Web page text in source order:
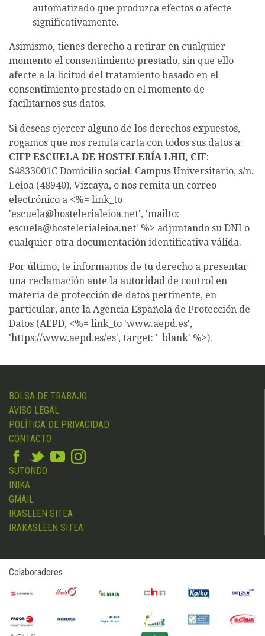
automatizado que produzca efectos o afecte
significativamente.
Asimismo, tienes derecho a retirar en cualquier
momento el consentimiento prestado, sin que ello
afecte a la licitud del tratamiento basado en el
consentimiento prestado en el momento de
facilitarnos sus datos.
Si deseas ejercer alguno de los derechos expuestos,
rogamos que nos remita carta con todos sus datos a:
CIFP ESCUELA DE HOSTELERÍA LHII, CIF:
S4833001C Domicilio social: Campus Universitario, s/n.
Leioa (48940), Vizcaya, o nos remita un correo
electrónico a <%= link_to
'escuela@hostelerialeioa.net', 'mailto:
escuela@hostelerialeioa.net' %> adjuntando su DNI o
cualquier otra documentación identificativa válida.
Por último, te informamos de tu derecho a presentar
una reclamación ante la autoridad de control en
materia de protección de datos pertinente, en
particular, ante la Agencia Española de Protección de
Datos (AEPD, <%= link_to 'www.aepd.es',
'https://www.aepd.es/es', target: '_blank' %>).
BOLSA DE TRABAJO
AVISO LEGAL
POLÍTICA DE PRIVACIDAD
CONTACTO
SUTONDO
INIKA
GMAIL
IKASLEEN SITEA
IRAKASLEEN SITEA
Colaboradores